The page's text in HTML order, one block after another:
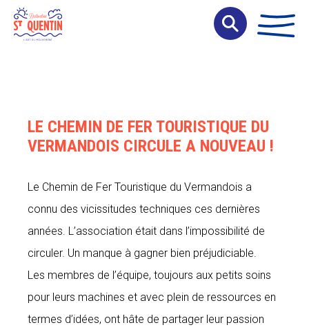
LE CHEMIN DE FER TOURISTIQUE DU
VERMANDOIS CIRCULE A NOUVEAU !
Le Chemin de Fer Touristique du Vermandois a
connu des vicissitudes techniques ces dernières
années. L’association était dans l’impossibilité de
circuler. Un manque à gagner bien préjudiciable.
Les membres de l’équipe, toujours aux petits soins
pour leurs machines et avec plein de ressources en
termes d’idées, ont hâte de partager leur passion
Panneau de gestion des cookies